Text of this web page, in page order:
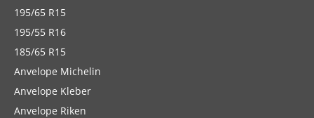
195/65 R15
195/55 R16
185/65 R15
Anvelope Michelin
Anvelope Kleber
Anvelope Riken